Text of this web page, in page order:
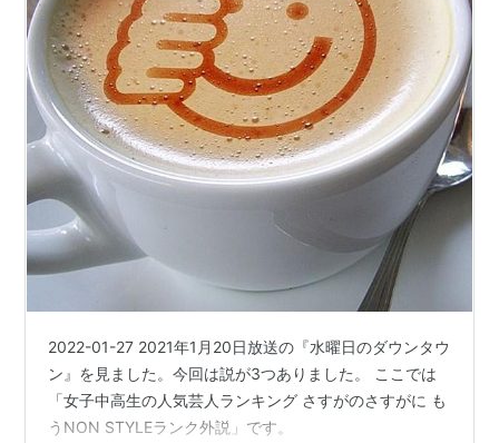
2022-01-27 2021年1月20日放送の『水曜日のダウンタウ
ン』を見ました。今回は説が3つありました。 ここでは
「女子中高生の人気芸人ランキング さすがのさすがに も
うNON STYLEランク外説」です。